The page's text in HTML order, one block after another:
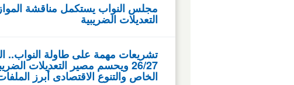
التعديلات الضريبية
تشريعات مهمة على طاولة النواب..
26/27 ويحسم مصير التعديلات
الخاص والتنوع الاقتصادى أبرز